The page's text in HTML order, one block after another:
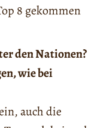
8 gekommen
den Nationen?
wie bei
auch die